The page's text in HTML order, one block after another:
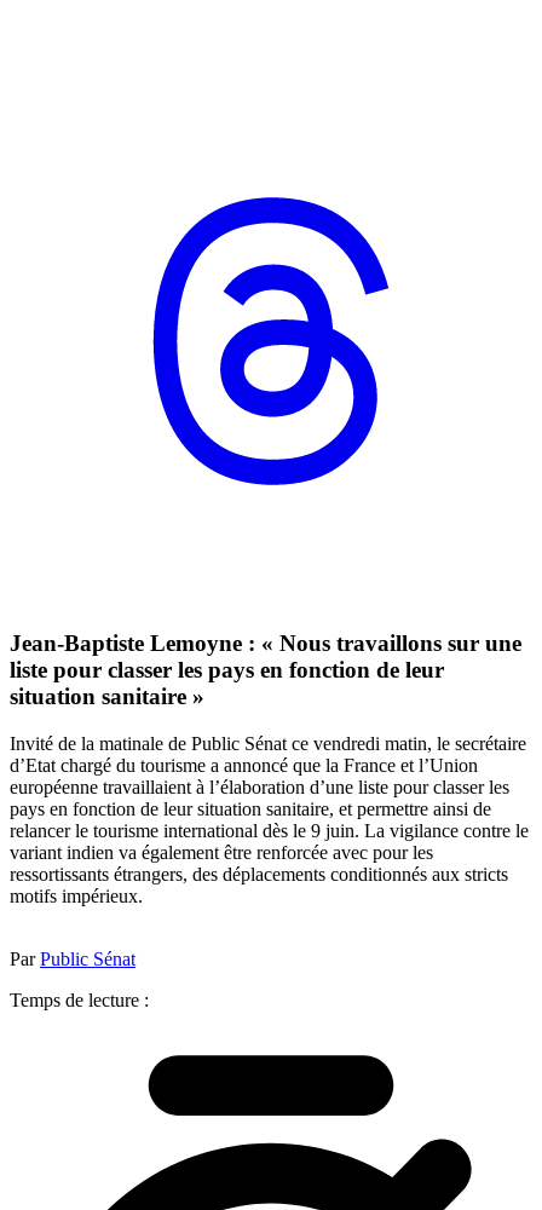
Jean-Baptiste Lemoyne : « Nous travaillons sur une
liste pour classer les pays en fonction de leur
situation sanitaire »
Invité de la matinale de Public Sénat ce vendredi matin, le secrétaire
d’Etat chargé du tourisme a annoncé que la France et l’Union
européenne travaillaient à l’élaboration d’une liste pour classer les
pays en fonction de leur situation sanitaire, et permettre ainsi de
relancer le tourisme international dès le 9 juin. La vigilance contre le
variant indien va également être renforcée avec pour les
ressortissants étrangers, des déplacements conditionnés aux stricts
motifs impérieux.
ParPublic Sénat
Temps de lecture :